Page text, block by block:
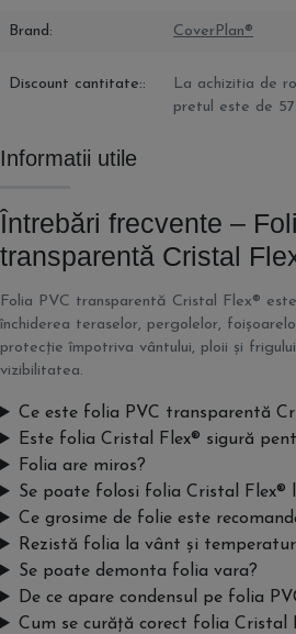
Brand CoverPlan®
Discount cantitate:
La achizitia de
pretul este de
Informatii utile
Întrebări frecvente –
transparentă Cristal
Folia PVC transparentă Cristal Flex®
închiderea teraselor, pergolelor,
protecție împotriva vântului, ploii și
vizibilitatea.
Ce este folia PVC transparentă
Este folia Cristal Flex® sigură
Folia are miros?
Se poate folosi folia Cristal Flex®
Ce grosime de folie este
Rezistă folia la vânt și
Se poate demonta folia vara?
De ce apare condensul pe folia
Cum se curăță corect folia Cristal